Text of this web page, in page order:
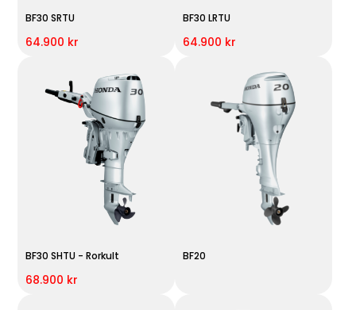
BF30 SRTU
64.900 kr
BF30 LRTU
64.900 kr
BF30 SHTU - Rorkult
68.900 kr
BF20